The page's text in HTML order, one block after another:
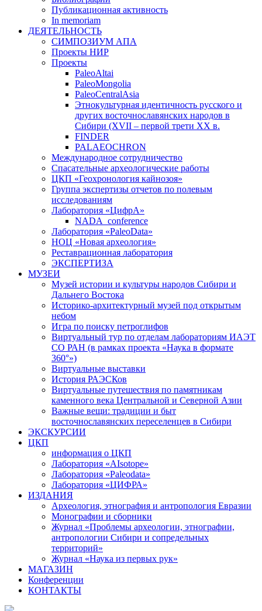
Публикационная активность
In memoriam
ДЕЯТЕЛЬНОСТЬ
СИМПОЗИУМ АПА
Проекты НИР
Проекты
PaleoAltai
PaleoMongolia
PaleoCentralAsia
Этнокультурная идентичность русского и
других восточнославянских народов в
Сибири (XVII – первой трети ХХ в.
FINDER
PALAEOCHRON
Международное сотрудничество
Спасательные археологические работы
ЦКП «Геохронология кайнозоя»
Группа экспертизы отчетов по полевым
исследованиям
Лаборатория «ЦифрА»
NADA_conference
Лаборатория «PaleoData»
НОЦ «Новая археология»
Реставрационная лаборатория
ЭКСПЕРТИЗА
МУЗЕИ
Музей истории и культуры народов Сибири и
Дальнего Востока
Историко-архитектурный музей под открытым
небом
Игра по поиску петроглифов
Виртуальный тур по отделам лабораториям ИАЭТ
СО РАН (в рамках проекта «Наука в формате
360°»)
Виртуальные выставки
История РАЭСКов
Виртуальные путешествия по памятникам
каменного века Центральной и Северной Азии
Важные вещи: традиции и быт
восточнославянских переселенцев в Сибири
ЭКСКУРСИИ
ЦКП
информация о ЦКП
Лаборатория «AIsotope»
Лаборатория «Paleodata»
Лаборатория «ЦИФРА»
ИЗДАНИЯ
Археология, этнография и антропология Евразии
Монографии и сборники
Журнал «Проблемы археологии, этнографии,
антропологии Сибири и сопредельных
территорий»
Журнал «Наука из первых рук»
МАГАЗИН
Конференции
КОНТАКТЫ